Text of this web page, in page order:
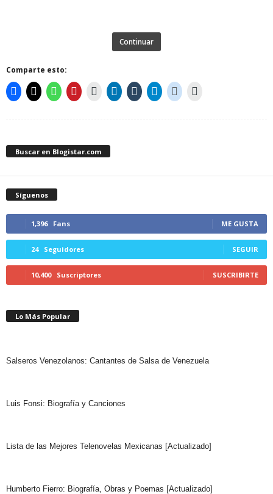
Continuar
Comparte esto:
Buscar en Blogistar.com
Síguenos
1,396 Fans ME GUSTA
24 Seguidores SEGUIR
10,400 Suscriptores SUSCRIBIRTE
Lo Más Popular
Salseros Venezolanos: Cantantes de Salsa de Venezuela
Luis Fonsi: Biografía y Canciones
Lista de las Mejores Telenovelas Mexicanas [Actualizado]
Humberto Fierro: Biografía, Obras y Poemas [Actualizado]